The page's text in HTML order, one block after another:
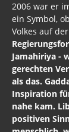
2006 war er
ein Symbol,
Volkes auf
Jamahiriya -
gerechten
als das.
Inspiration
nahe kam.
positiven